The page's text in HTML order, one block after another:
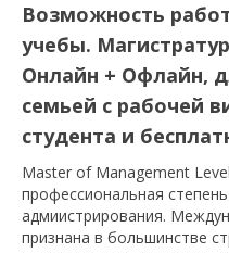
Возможность
учебы.
Онлайн + Офлайн,
семьей с рабочей
студента и
Master of Management
профессиональная
адмиистрирования.
признана в большинстве